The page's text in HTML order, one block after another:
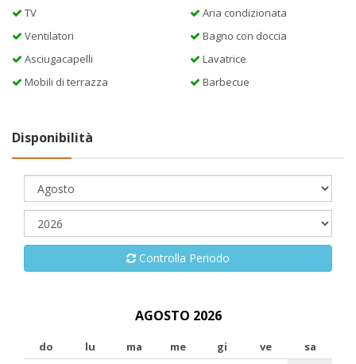
TV
Aria condizionata
Ventilatori
Bagno con doccia
Asciugacapelli
Lavatrice
Mobili di terrazza
Barbecue
Disponibilità
Controlla Periodo
AGOSTO 2026
do lu ma me gi ve
sa